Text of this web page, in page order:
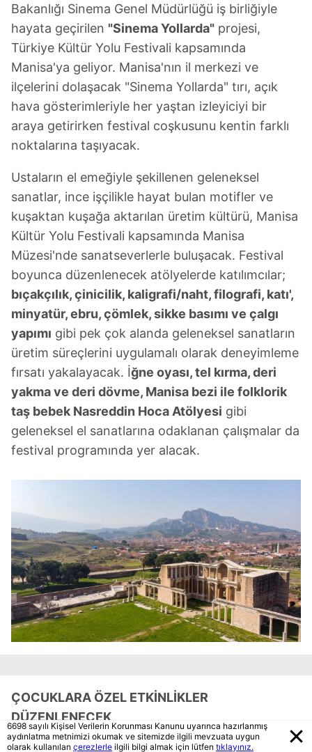
Bakanlığı Sinema Genel Müdürlüğü iş birliğiyle
hayata geçirilen "Sinema Yollarda" projesi,
Türkiye Kültür Yolu Festivali kapsamında
Manisa'ya geliyor. Manisa'nın il merkezi ve
ilçelerini dolaşacak "Sinema Yollarda" tırı, açık
hava gösterimleriyle her yaştan izleyiciyi bir
araya getirirken festival coşkusunu kentin farklı
noktalarına taşıyacak.
Ustaların el emeğiyle şekillenen geleneksel
sanatlar, ince işçilikle hayat bulan motifler ve
kuşaktan kuşağa aktarılan üretim kültürü, Manisa
Kültür Yolu Festivali kapsamında Manisa
Müzesi'nde sanatseverlerle buluşacak. Festival
boyunca düzenlenecek atölyelerde katılımcılar;
bıçakçılık, çinicilik, kaligrafi/naht, filografi, katı',
minyatür, ebru, çömlek, sikke basımı ve çalgı
yapımı gibi pek çok alanda geleneksel sanatların
üretim süreçlerini uygulamalı olarak deneyimleme
fırsatı yakalayacak. İğne oyası, tel kırma, deri
yakma ve deri dövme, Manisa bezi ile folklorik
taş bebek Nasreddin Hoca Atölyesi gibi
geleneksel el sanatlarına odaklanan çalışmalar da
festival programında yer alacak.
ÇOCUKLARA ÖZEL ETKİNLİKLER
DÜZENLENECEK
6698 sayılı Kişisel Verilerin Korunması Kanunu uyarınca hazırlanmış
aydınlatma metnimizi okumak ve sitemizde ilgili mevzuata uygun
olarak kullanılan çerezlerle ilgili bilgi almak için lütfen tıklayınız.